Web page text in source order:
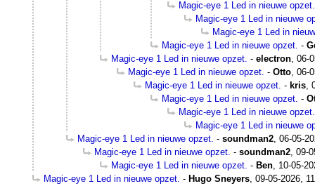
Magic-eye 1 Led in nieuwe opzet.
Magic-eye 1 Led in nieuwe
Magic-eye 1 Led in
Magic-eye 1 Led in nieuwe opzet. -
Magic-eye 1 Led in nieuwe opzet. - electron, 06-
Magic-eye 1 Led in nieuwe opzet. - Otto, 06-
Magic-eye 1 Led in nieuwe opzet. - kris,
Magic-eye 1 Led in nieuwe opzet. -
Magic-eye 1 Led in nieuwe opzet.
Magic-eye 1 Led in nieuwe
Magic-eye 1 Led in nieuwe opzet. - soundman2, 06-05-
Magic-eye 1 Led in nieuwe opzet. - soundman2, 09-
Magic-eye 1 Led in nieuwe opzet. - Ben, 10-05-
Magic-eye 1 Led in nieuwe opzet. - Hugo Sneyers, 09-05-2026,